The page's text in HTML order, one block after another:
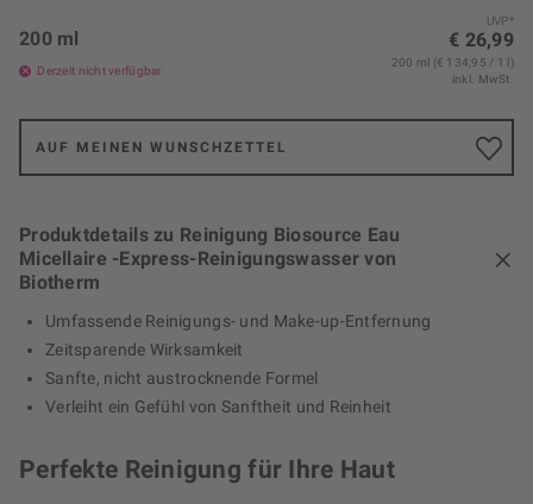
UVP*
€ 26,99
200 ml
Derzeit nicht verfügbar
200 ml (€ 134,95 / 1 l)
inkl. MwSt.
AUF MEINEN WUNSCHZETTEL
Produktdetails zu Reinigung Biosource Eau
Micellaire -Express-Reinigungswasser von
Biotherm
Umfassende Reinigungs- und Make-up-Entfernung
Zeitsparende Wirksamkeit
Sanfte, nicht austrocknende Formel
Verleiht ein Gefühl von Sanftheit und Reinheit
Perfekte Reinigung für Ihre Haut